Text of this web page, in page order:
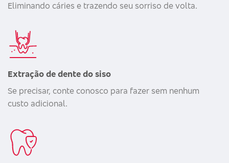
Eliminando cáries e trazendo seu sorriso de volta.
Extração de dente do siso
Se precisar, conte conosco para fazer sem nenhum
custo adicional.